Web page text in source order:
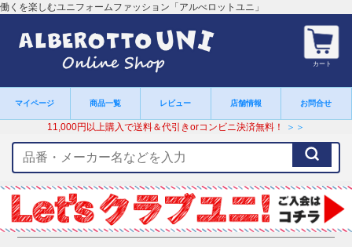
働くを楽しむユニフォームファッション「アルべロットユニ」
カート
マイページ 商品一覧 レビュー 店舗情報 お問合せ
11,000円以上購入で送料＆代引きorコンビニ決済無料！ ＞＞
ー
ワ
ー
ド